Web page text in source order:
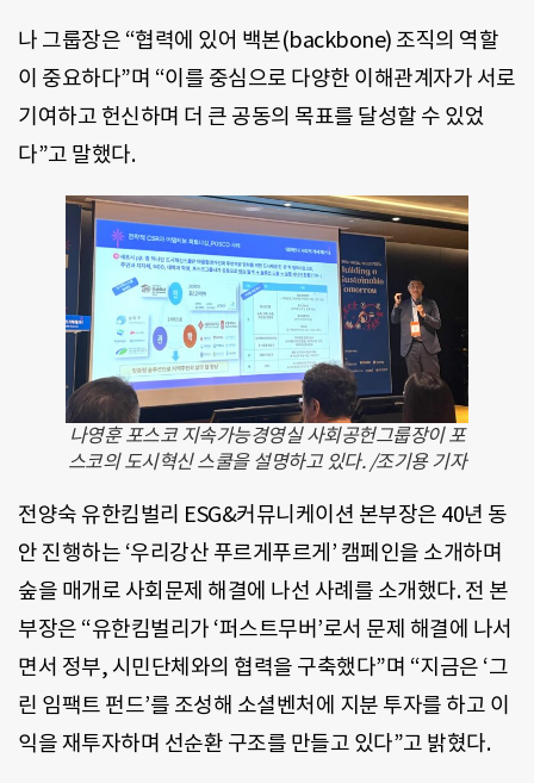
나 그룹장은 “협력에 있어 백본(backbone) 조직의 역할
이 중요하다”며 “이를 중심으로 다양한 이해관계자가 서로
기여하고 헌신하며 더 큰 공동의 목표를 달성할 수 있었
다”고 말했다.
나영훈 포스코 지속가능경영실 사회공헌그룹장이 포
스코의 도시혁신 스쿨을 설명하고 있다. /조기용 기자
전양숙 유한킴벌리 ESG&커뮤니케이션 본부장은 40년 동
안 진행하는 ‘우리강산 푸르게푸르게’ 캠페인을 소개하며
숲을 매개로 사회문제 해결에 나선 사례를 소개했다. 전 본
부장은 “유한킴벌리가 ‘퍼스트무버’로서 문제 해결에 나서
면서 정부, 시민단체와의 협력을 구축했다”며 “지금은 ‘그
린 임팩트 펀드’를 조성해 소셜벤처에 지분 투자를 하고 이
익을 재투자하며 선순환 구조를 만들고 있다”고 밝혔다.